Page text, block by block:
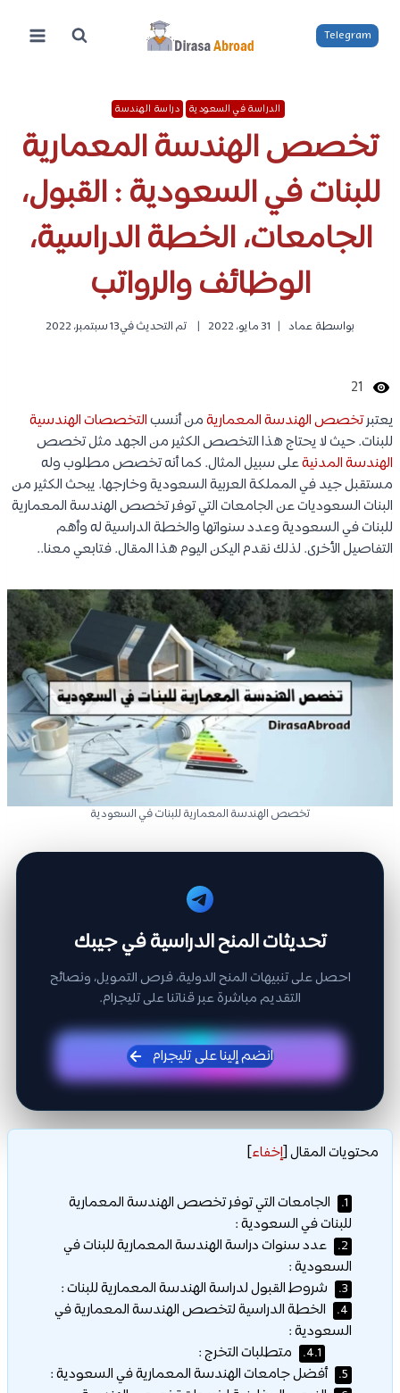
المحتوى
Telegram
الدراسة في السعودية دراسة الهندسة
تخصص الهندسة المعمارية
للبنات في السعودية : القبول،
الجامعات، الخطة الدراسية،
الوظائف والرواتب
بواسطة عماد 31 مايو، 2022 تم التحديث في13 سبتمبر، 2022
21
يعتبرتخصص الهندسة المعماريةمن أنسبالتخصصات الهندسية
للبنات. حيث لا يحتاج هذا التخصص الكثير من الجهد مثل تخصص
الهندسة المدنيةعلى سبيل المثال. كما أنه تخصص مطلوب وله
مستقبل جيد في المملكة العربية السعودية وخارجها. يبحث الكثير من
البنات السعوديات عن الجامعات التي توفر تخصص الهندسة المعمارية
للبنات في السعودية وعدد سنواتها والخطة الدراسية له وأهم
التفاصيل الأخرى. لذلك نقدم اليكن اليوم هذا المقال. فتابعي معنا..
تخصص الهندسة المعمارية للبنات في السعودية
تحديثات المنح الدراسية في جيبك
احصل على تنبيهات المنح الدولية، فرص التمويل، ونصائح
التقديم مباشرة عبر قناتنا على تليجرام.
انضم إلينا على تليجرام
محتويات المقال[إخفاء]
1.
الجامعات التي توفر تخصص الهندسة المعمارية
للبنات في السعودية :
2.
عدد سنوات دراسة الهندسة المعمارية للبنات في
السعودية :
3. شروط القبول لدراسة الهندسة المعمارية للبنات :
4.
الخطة الدراسية لتخصص الهندسة المعمارية في
السعودية :
4.1. متطلبات التخرج :
5. أفضل جامعات الهندسة المعمارية في السعودية :